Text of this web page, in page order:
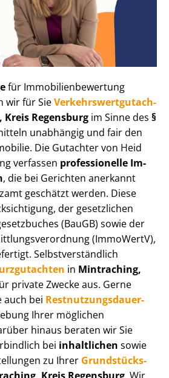
für Im­mo­bi­li­en­be­wer­tung
wir für SieVer­kehrs­wert­gut­ach­
Regensburg im Sinne des §
unabhängig und fair den
Die Gutachter von Heid
verfassen professionelle Im­
, die bei Gerichten anerkannt
geschätzt werden. Diese
der gesetzlichen
(BauGB) sowie der
(ImmoWertV),
Selbst­ver­ständ­lich
in Mintraching,
private Zwecke aus. Gerne
auch bei Rest­nut­zungs­dau­er-
Ihrer möglichen
hinaus beraten wir Sie
bei inhaltlichen sowie
zu Ihrer Grund­stücks­